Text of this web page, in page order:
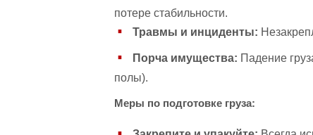
потере стабильности.
Травмы и инциденты:
Порча имущества: Падение
полы).
Меры по подготовке груза: